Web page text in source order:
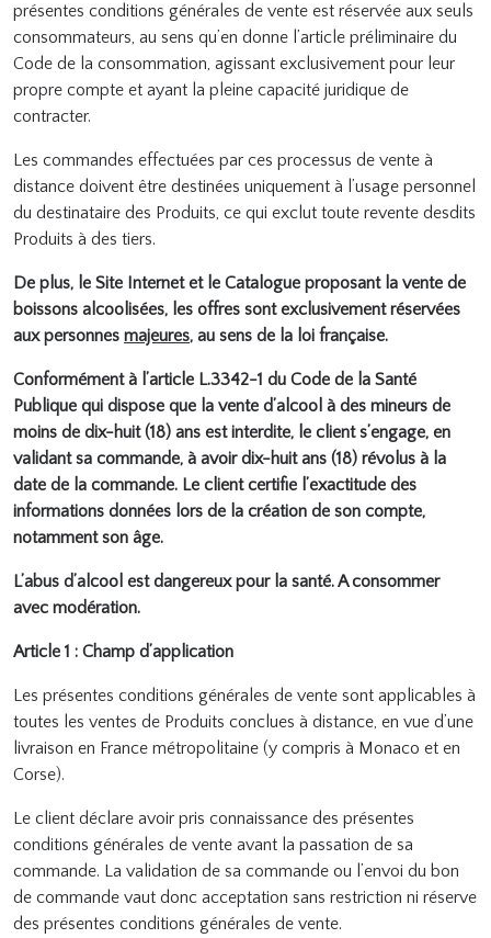
présentes conditions générales de vente est réservée aux seuls
consommateurs, au sens qu’en donne l’article préliminaire du
Code de la consommation, agissant exclusivement pour leur
propre compte et ayant la pleine capacité juridique de
contracter.
Les commandes effectuées par ces processus de vente à
distance doivent être destinées uniquement à l’usage personnel
du destinataire des Produits, ce qui exclut toute revente desdits
Produits à des tiers.
De plus, le Site Internet et le Catalogue proposant la vente de
boissons alcoolisées, les offres sont exclusivement réservées
aux personnes majeures, au sens de la loi française.
Conformément à l’article L.3342-1 du Code de la Santé
Publique qui dispose que la vente d’alcool à des mineurs de
moins de dix-huit (18) ans est interdite, le client s’engage, en
validant sa commande, à avoir dix-huit ans (18) révolus à la
date de la commande. Le client certifie l’exactitude des
informations données lors de la création de son compte,
notamment son âge.
L’abus d’alcool est dangereux pour la santé. A consommer
avec modération.
Article 1 : Champ d’application
Les présentes conditions générales de vente sont applicables à
toutes les ventes de Produits conclues à distance, en vue d’une
livraison en France métropolitaine (y compris à Monaco et en
Corse).
Le client déclare avoir pris connaissance des présentes
conditions générales de vente avant la passation de sa
commande. La validation de sa commande ou l’envoi du bon
de commande vaut donc acceptation sans restriction ni réserve
des présentes conditions générales de vente.